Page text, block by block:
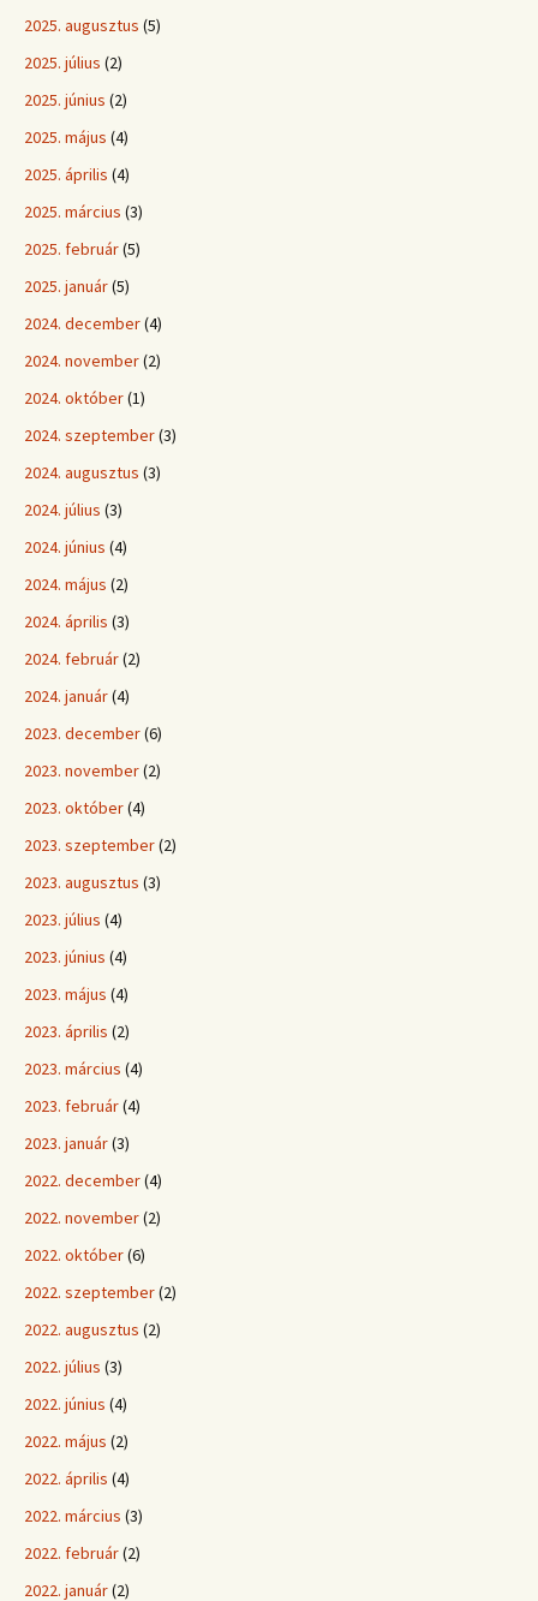
2025. augusztus (5)
2025. július (2)
2025. június (2)
2025. május (4)
2025. április (4)
2025. március (3)
2025. február(5)
2025. január(5)
2024. december(4)
2024. november(2)
2024. október(1)
2024. szeptember(3)
2024. augusztus (3)
2024. július (3)
2024. június (4)
2024. május (2)
2024. április (3)
2024. február(2)
2024. január(4)
2023. december(6)
2023. november(2)
2023. október(4)
2023. szeptember(2)
2023. augusztus (3)
2023. július (4)
2023. június (4)
2023. május (4)
2023. április (2)
2023. március (4)
2023. február(4)
2023. január(3)
2022. december(4)
2022. november(2)
2022. október(6)
2022. szeptember(2)
2022. augusztus (2)
2022. július (3)
2022. június (4)
2022. május (2)
2022. április (4)
2022. március (3)
2022. február(2)
2022. január(2)